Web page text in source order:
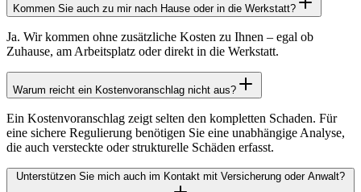
Kommen Sie auch zu mir nach Hause oder in die Werkstatt?
Ja. Wir kommen ohne zusätzliche Kosten zu Ihnen – egal ob
Zuhause, am Arbeitsplatz oder direkt in die Werkstatt.
Warum reicht ein Kostenvoranschlag nicht aus?
Ein Kostenvoranschlag zeigt selten den kompletten Schaden. Für
eine sichere Regulierung benötigen Sie eine unabhängige Analyse,
die auch versteckte oder strukturelle Schäden erfasst.
Unterstützen Sie mich auch im Kontakt mit Versicherung oder Anwalt?